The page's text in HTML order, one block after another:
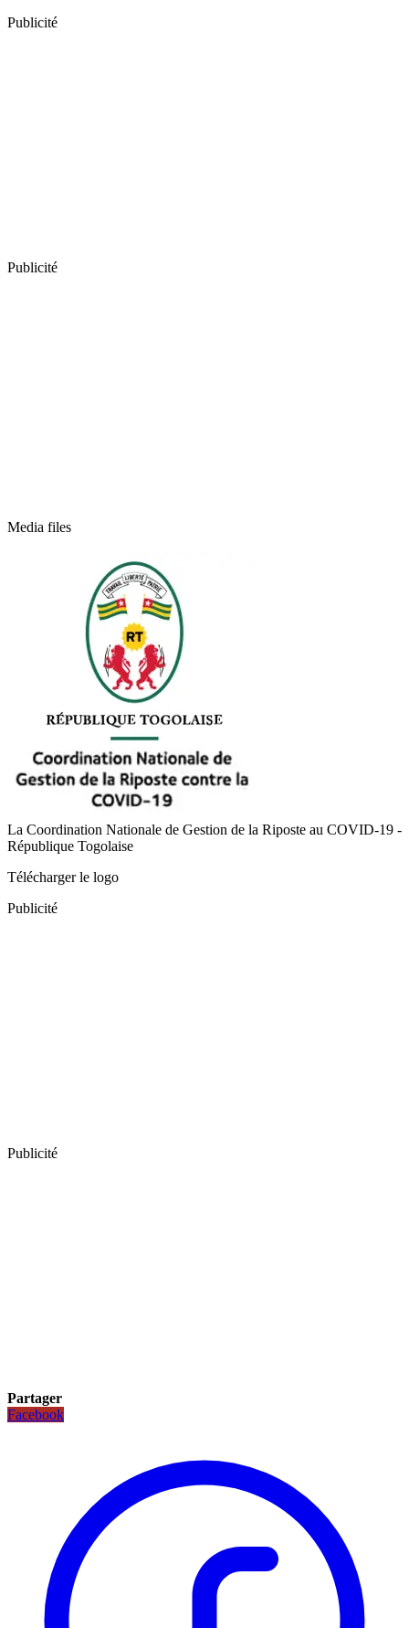
Publicité
Publicité
Media files
La Coordination Nationale de Gestion de la Riposte au COVID-19 -
République Togolaise
Télécharger le logo
Publicité
Publicité
Partager
Facebook